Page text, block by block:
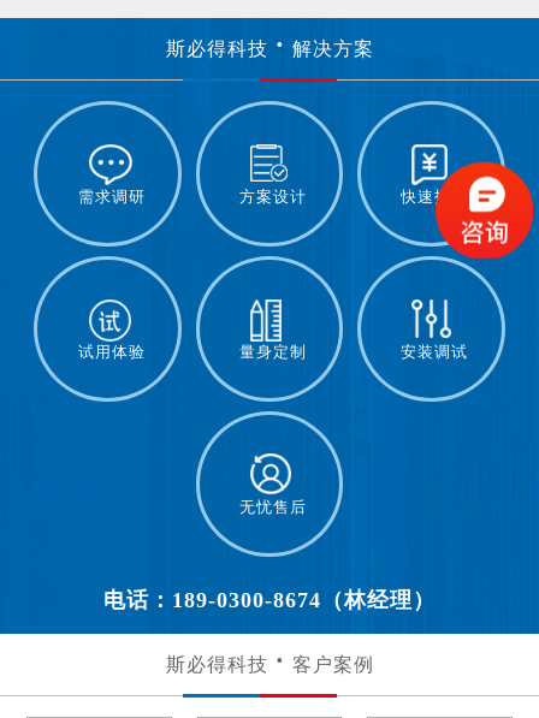
斯必得科技 解决方案
需求调研 方案设计 快速报价
试用体验 量身定制 安装调试
无忧售后
电话：189-0300-8674（林经理）
斯必得科技 客户案例